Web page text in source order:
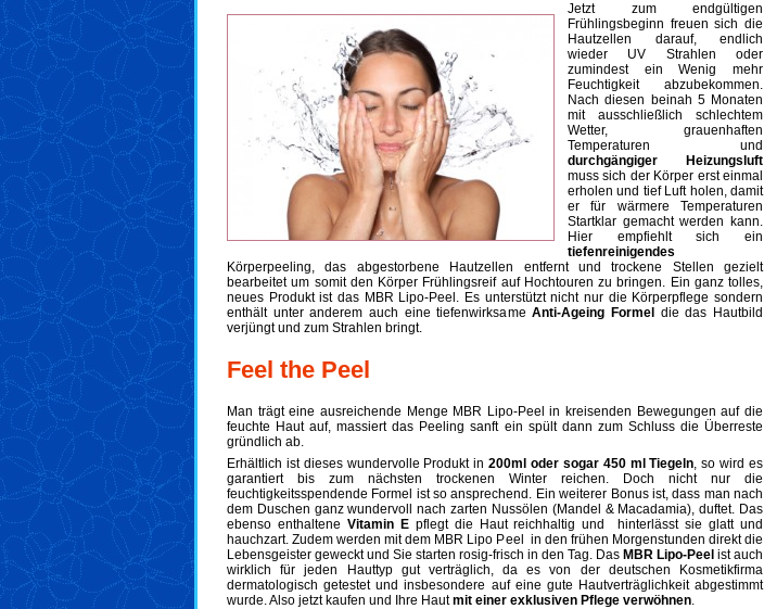
Jetzt zum endgültigen
Frühlingsbeginn freuen sich die
Hautzellen darauf, endlich
wieder UV Strahlen oder
zumindest ein Wenig mehr
Feuchtigkeit abzubekommen.
Nach diesen beinah 5 Monaten
mit ausschließlich schlechtem
Wetter, grauenhaften
Temperaturen und
durchgängiger Heizungsluft
muss sich der Körper erst einmal
erholen und tief Luft holen, damit
er für wärmere Temperaturen
Startklar gemacht werden kann.
Hier empfiehlt sich ein
tiefenreinigendes
Körperpeeling, das abgestorbene Hautzellen entfernt und trockene Stellen gezielt
bearbeitet um somit den Körper Frühlingsreif auf Hochtouren zu bringen. Ein ganz tolles,
neues Produkt ist das MBR Lipo-Peel. Es unterstützt nicht nur die Körperpflege sondern
enthält unter anderem auch eine tiefenwirksameAnti-Ageing Formel
die das Hautbild
verjüngt und zum Strahlen bringt.
Feel the Peel
Man trägt eine ausreichende Menge MBR Lipo-Peel in kreisenden Bewegungen auf die
feuchte Haut auf, massiert das Peeling sanft ein spült dann zum Schluss die Überreste
gründlich ab.
Erhältlich ist dieses wundervolle Produkt in200ml oder sogar 450 ml Tiegeln , so wird es
garantiert bis zum nächsten trockenen Winter reichen. Doch nicht nur die
feuchtigkeitsspendende Formel ist so ansprechend. Ein weiterer Bonus ist, dass man nach
dem Duschen ganz wundervoll nach zarten Nussölen (Mandel & Macadamia), duftet. Das
ebenso enthaltene Vitamin Epflegt die Haut reichhaltig und hinterlässt sie glatt und
hauchzart. Zudem werden mit dem MBR Lipo Peel in den frühen Morgenstunden direkt die
Lebensgeister geweckt und Sie starten rosig-frisch in den Tag. Das MBR Lipo-Peel ist auch
wirklich für jeden Hauttyp gut verträglich, da es von der deutschen Kosmetikfirma
dermatologisch getestet und insbesondere auf eine gute Hautverträglichkeit abgestimmt
wurde. Also jetzt kaufen und Ihre Hautmit einer exklusiven Pflege verwöhnen